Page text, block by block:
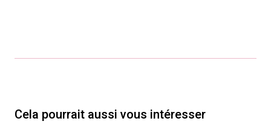
Cela pourrait aussi vous intéresser